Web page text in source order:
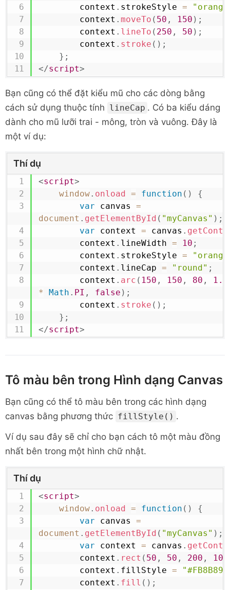
        context
. strokeStyle =
        context
. moveTo ( 50 , 150 ) ;
        context
. lineTo ( 250 , 50 ) ;
        context
. stroke ( ) ;
} ;
</script>
Bạn cũng có thể đặt kiểu mũ cho các dòng bằng
cách sử dụng thuộc tính lineCap . Có ba kiểu dáng
dành cho mũ lưỡi trai - mông, tròn và vuông. Đây là
một ví dụ:
Thí dụ
<script>
window. onload = function ( )
{
var canvas =
document . getElementById ( "myCanvas" ) ;
var context = canvas .
        context
. lineWidth = 10 ;
        context
. strokeStyle =
        context
. lineCap = "round" ;
        context
. arc ( 150 , 150 , 80 ,
1.2
*
Math . PI , false ) ;
        context
. stroke ( ) ;
} ;
</script>
Tô màu bên trong Hình dạng Canvas
Bạn cũng có thể tô màu bên trong các hình dạng
canvas bằng phương thức fillStyle() .
Ví dụ sau đây sẽ chỉ cho bạn cách tô một màu đồng
nhất bên trong một hình chữ nhật.
Thí dụ
<script>
window. onload = function ( )
{
var canvas =
document . getElementById ( "myCanvas" ) ;
var context = canvas .
        context
. rect ( 50 , 50 , 200 , 100
        context
. fillStyle = "#FB8B89"
        context
. fill ( ) ;